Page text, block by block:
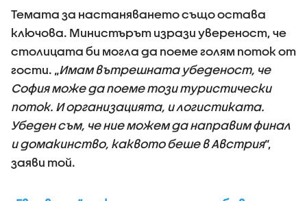
Темата за настаняването също остава
ключова. Министърът изрази увереност, че
столицата би могла да поеме голям поток от
гости. „Имам вътрешната убеденост, че
София може да поеме този туристически
поток. И организацията, и логистиката.
Убеден съм, че ние можем да направим финал
и домакинство, каквото беше в Австрия“,
заяви той.